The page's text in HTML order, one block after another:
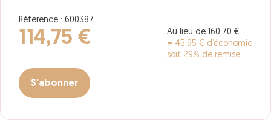
Référence : 600387
114,75 €
Au lieu de 160,70 €
= 45,95 € d’économie
soit 29% de remise
S'abonner